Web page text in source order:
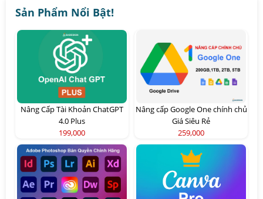
Sản Phẩm Nổi Bật!
Nâng Cấp Tài Khoản ChatGPT
4.0 Plus
199,000
Nâng cấp Google One chính chủ
Giá Siêu Rẻ
259,000